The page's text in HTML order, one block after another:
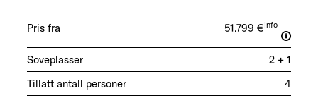
Pris fra 51.799 €Info
Soveplasser
2 + 1
Tillatt antall personer
4